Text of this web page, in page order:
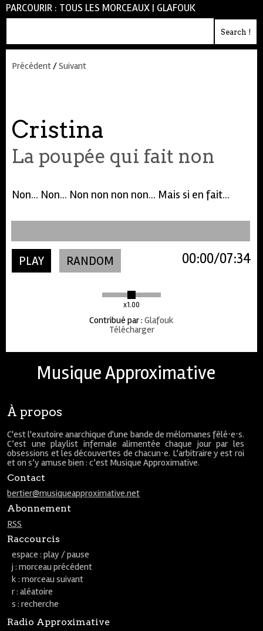
PARCOURIR : TOUS LES MORCEAUX | GLAFOUK
Précédent/Suivant
Cristina
La poupée qui fait non
Non... Non... Non non non non... Mais si en fait...
PLAY RANDOM
x1.00
07:34
00:00
Contribué par: Glafouk
Télécharger
Musique Approximative
À propos
C'est l'exutoire anarchique d'une bande de mélomanes fêlé⋅e⋅s.
C’est une playlist infernale alimentée chaque jour par les
obsessions et les découvertes de chacun⋅e. L’arbitraire y est roi
et on s’y amuse bien : c’est Musique Approximative.
Contact
bertier@musiqueapproximative.net
Abonnement
RSS
Raccourcis
espace : play / pause
j : morceau précédent
k : morceau suivant
r : aléatoire
s : recherche
Radio Approximative